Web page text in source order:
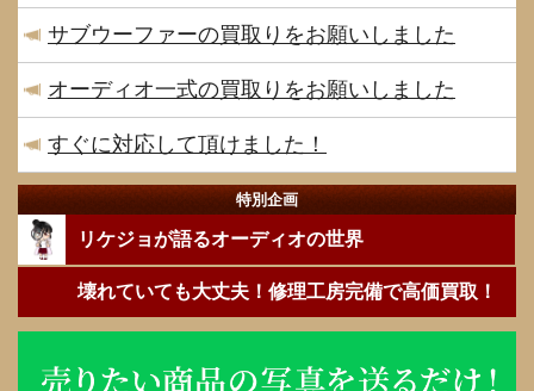
サブウーファーの買取りをお願いしました
オーディオ一式の買取りをお願いしました
すぐに対応して頂けました！
特別企画
リケジョが語るオーディオの世界
壊れていても大丈夫！修理工房完備で高価買取！